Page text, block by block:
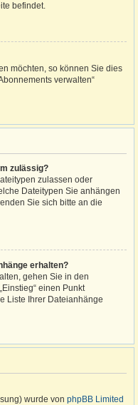
befindet.
möchten, so können Sie dies
verwalten“
zulässig?
zulassen oder
Dateitypen Sie anhängen
Sie sich bitte an die
erhalten?
gehen Sie in den
einen Punkt
Liste Ihrer Dateianhänge
wurde von phpBB Limited